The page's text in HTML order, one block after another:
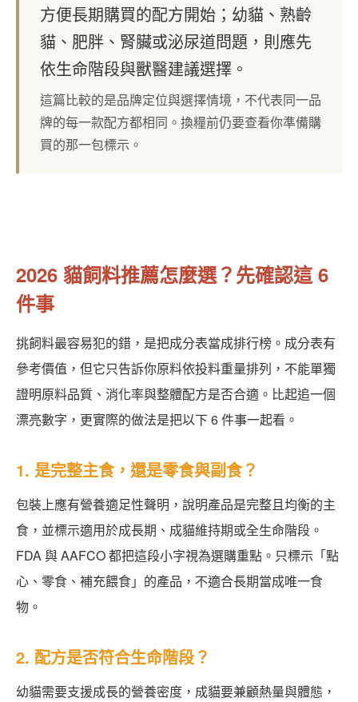
方便長期購買的配方開始；幼貓、熟齡
貓、肥胖、腎臟或泌尿道問題，則應先
依生命階段與獸醫建議選擇。
這篇比較的是品牌定位與選擇情境，不代表同一品
牌的每一款配方都相同。換糧前仍要查看你準備購
買的那一包標示。
2026 貓飼料推薦怎麼選？先確認這 6
件事
挑飼料最容易犯的錯，是把成分表當成排行榜。成分表有
參考價值，但它只告訴你原料依投料重量排列，不能單獨
證明原料品質、消化率與整體配方是否合適。比起追一個
漂亮數字，更實際的做法是把以下 6 件事一起看。
1. 是完整主食，還是零食與副食？
包裝上應有營養適足性聲明，說明產品是完整且均衡的主
食，並標示適用於成長期、成貓維持期或全生命階段。
FDA 與 AAFCO 都把這段小字視為選購重點。只標示「點
心、零食、補充餵食」的產品，不適合長期當成唯一食
物。
2. 配方是否符合生命階段？
幼貓需要支援成長的營養密度，成貓要兼顧熱量與體態，